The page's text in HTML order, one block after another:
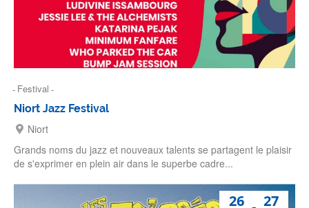
Festival
Niort Jazz Festival
Niort
Grands noms du jazz et nouveaux talents se partagent le plaisir
de s'exprimer en plein air dans le superbe cadre...
26 27